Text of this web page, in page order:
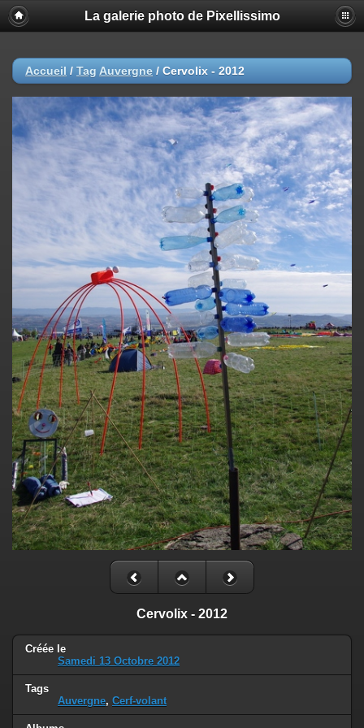
La galerie photo de Pixellissimo
Accueil / Tag Auvergne / Cervolix - 2012
Cervolix - 2012
Créée le
Samedi 13 Octobre 2012
Tags
Auvergne, Cerf-volant